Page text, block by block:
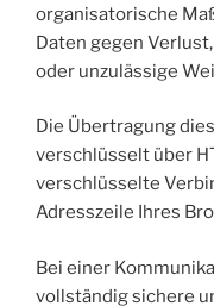
organisatorische
Daten gegen
oder unzulässige
Die Übertragung
verschlüsselt über
verschlüsselte
Adresszeile Ihres
Bei einer
vollständig sichere